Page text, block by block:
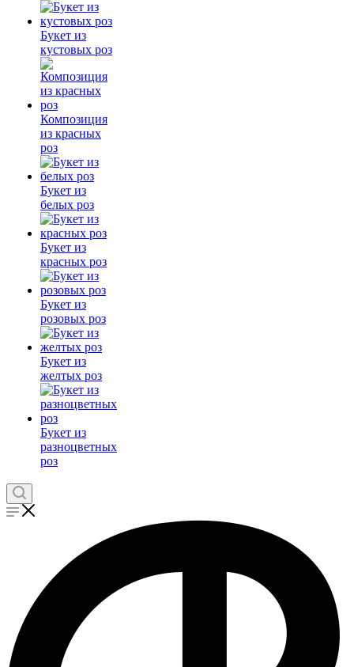
Букет из
кустовых роз
Композиция
из красных
роз
Букет из
белых роз
Букет из
красных роз
Букет из
розовых роз
Букет из
желтых роз
Букет из
разноцветных
роз